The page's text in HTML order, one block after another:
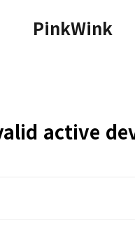
PinkWink
active